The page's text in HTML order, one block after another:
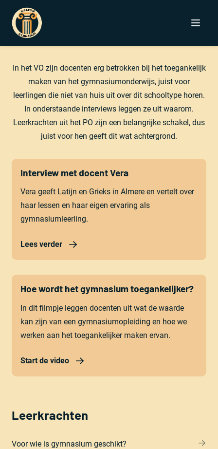
Menu
In het VO zijn docenten erg betrokken bij het toegankelijk
maken van het gymnasiumonderwijs, juist voor
leerlingen die niet van huis uit over dit schooltype horen.
In onderstaande interviews leggen ze uit waarom.
Leerkrachten uit het PO zijn een belangrijke schakel, dus
juist voor hen geeft dit wat achtergrond.
Lees verder
Interview met docent Vera
Vera geeft Latijn en Grieks in Almere en vertelt over
haar lessen en haar eigen ervaring als
gymnasiumleerling.
Lees verder
Start de video
Hoe wordt het gymnasium toegankelijker?
In dit filmpje leggen docenten uit wat de waarde
kan zijn van een gymnasiumopleiding en hoe we
werken aan het toegankelijker maken ervan.
Start de video
Leerkrachten
Voor wie is gymnasium geschikt?